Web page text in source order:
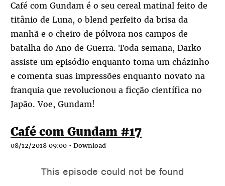
Café com Gundam é o seu cereal matinal feito de
titânio de Luna, o blend perfeito da brisa da
manhã e o cheiro de pólvora nos campos de
batalha do Ano de Guerra. Toda semana, Darko
assiste um episódio enquanto toma um cházinho
e comenta suas impressões enquanto novato na
franquia que revolucionou a ficção científica no
Japão. Voe, Gundam!
Café com Gundam #17
08/12/2018 09:00 • Download